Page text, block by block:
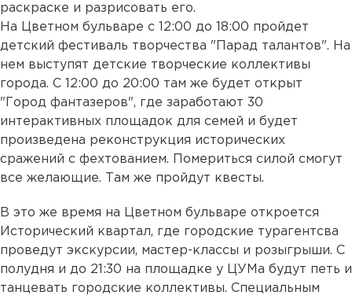
раскраске и разрисовать его.
На Цветном бульваре с 12:00 до 18:00 пройдет
детский фестиваль творчества "Парад талантов". На
нем выступят детские творческие коллективы
города. С 12:00 до 20:00 там же будет открыт
"Город фантазеров", где заработают 30
интерактивных площадок для семей и будет
произведена реконструкция исторических
сражений с фехтованием. Помериться силой смогут
все желающие. Там же пройдут квесты.
В это же время на Цветном бульваре откроется
Исторический квартал, где городские турагентсва
проведут экскурсии, мастер-классы и розыгрыши. С
полудня и до 21:30 на площадке у ЦУМа будут петь и
танцевать городские коллективы. Специальным